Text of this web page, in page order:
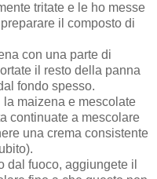
tritate e le ho messe
il composto di
con una parte di
il resto della panna
fondo spesso.
maizena e mescolate
continuate a mescolare
una crema consistente
dal fuoco, aggiungete il